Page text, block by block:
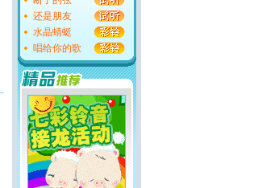
还是朋友
水晶蜻蜓
唱给你的歌